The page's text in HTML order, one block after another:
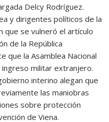
Delcy Rodríguez.
y dirigentes políticos de la
que se vulneró el artículo
de la República
que la Asamblea Nacional
militar extranjero.
interino alegan que
las maniobras
sobre protección
de Viena.